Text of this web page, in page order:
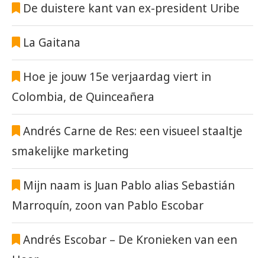
De duistere kant van ex-president Uribe
La Gaitana
Hoe je jouw 15e verjaardag viert in
Colombia, de Quinceañera
Andrés Carne de Res: een visueel staaltje
smakelijke marketing
Mijn naam is Juan Pablo alias Sebastián
Marroquín, zoon van Pablo Escobar
Andrés Escobar – De Kronieken van een